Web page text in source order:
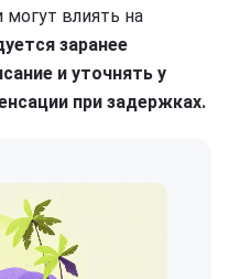
могут влиять на
заранее
и уточнять у
при задержках.